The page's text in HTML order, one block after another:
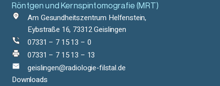
Röntgen und Kernspintomografie (MRT)
Am Gesundheitszentrum Helfenstein,
Eybstraße 16, 73312 Geislingen
07331 – 7 15 13 – 0
07331 – 7 15 13 – 13
geislingen@radiologie-filstal.de
Downloads